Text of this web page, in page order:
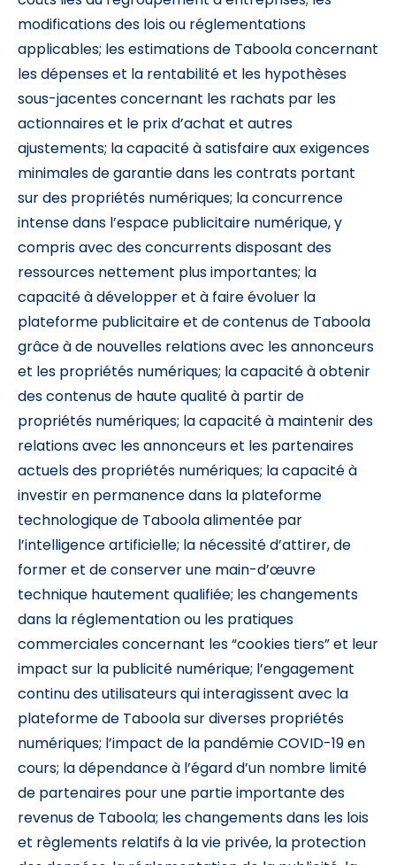
modifications des lois ou réglementations
applicables; les estimations de Taboola concernant
les dépenses et la rentabilité et les hypothèses
sous-jacentes concernant les rachats par les
actionnaires et le prix d’achat et autres
ajustements; la capacité à satisfaire aux exigences
minimales de garantie dans les contrats portant
sur des propriétés numériques; la concurrence
intense dans l’espace publicitaire numérique, y
compris avec des concurrents disposant des
ressources nettement plus importantes; la
capacité à développer et à faire évoluer la
plateforme publicitaire et de contenus de Taboola
grâce à de nouvelles relations avec les annonceurs
et les propriétés numériques; la capacité à obtenir
des contenus de haute qualité à partir de
propriétés numériques; la capacité à maintenir des
relations avec les annonceurs et les partenaires
actuels des propriétés numériques; la capacité à
investir en permanence dans la plateforme
technologique de Taboola alimentée par
l’intelligence artificielle; la nécessité d’attirer, de
former et de conserver une main-d’œuvre
technique hautement qualifiée; les changements
dans la réglementation ou les pratiques
commerciales concernant les “cookies tiers” et leur
impact sur la publicité numérique; l’engagement
continu des utilisateurs qui interagissent avec la
plateforme de Taboola sur diverses propriétés
numériques; l’impact de la pandémie COVID-19 en
cours; la dépendance à l’égard d’un nombre limité
de partenaires pour une partie importante des
revenus de Taboola; les changements dans les lois
et règlements relatifs à la vie privée, la protection